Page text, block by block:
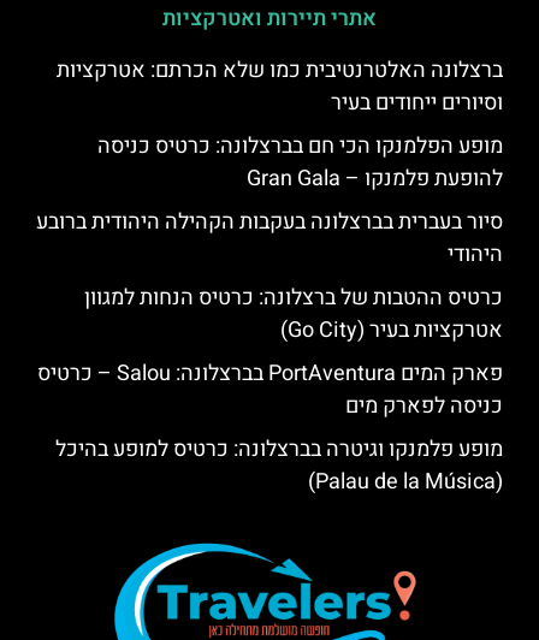
אתרי תיירות ואטרקציות
ברצלונה האלטרנטיבית כמו שלא הכרתם: אטרקציות
וסיורים ייחודים בעיר
מופע הפלמנקו הכי חם בברצלונה: כרטיס כניסה
להופעת פלמנקו – Gran Gala
סיור בעברית בברצלונה בעקבות הקהילה היהודית ברובע
היהודי
כרטיס ההטבות של ברצלונה: כרטיס הנחות למגוון
אטרקציות בעיר (Go City)
פארק המים PortAventura בברצלונה: Salou – כרטיס
כניסה לפארק מים
מופע פלמנקו וגיטרה בברצלונה: כרטיס למופע בהיכל
(Palau de la Música)